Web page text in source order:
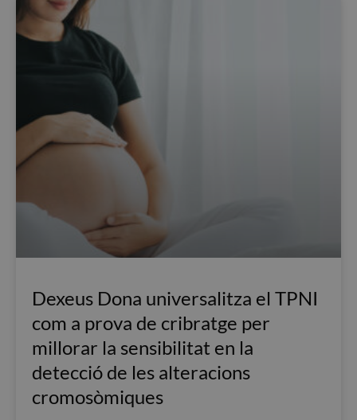
Dexeus Dona universalitza el TPNI
com a prova de cribratge per
millorar la sensibilitat en la
detecció de les alteracions
cromosòmiques